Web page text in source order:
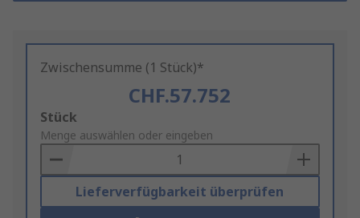
Zwischensumme (1 Stück)*
CHF.57.752
Add
to
Basket
Stück
Menge auswählen oder eingeben
Lieferverfügbarkeit überprüfen